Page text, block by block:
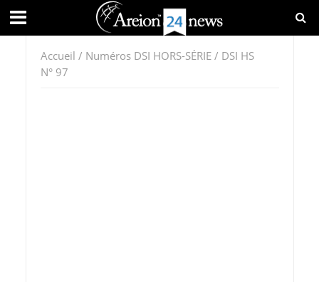
Accueil / Numéros DSI HORS-SÉRIE/ DSI HS
N° 97